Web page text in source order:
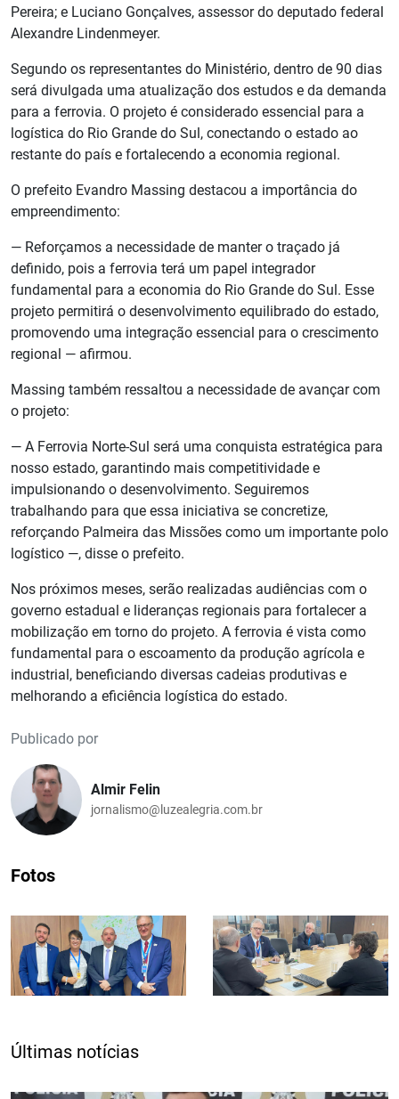
Pereira; e Luciano Gonçalves, assessor do deputado federal
Alexandre Lindenmeyer.
Segundo os representantes do Ministério, dentro de 90 dias
será divulgada uma atualização dos estudos e da demanda
para a ferrovia. O projeto é considerado essencial para a
logística do Rio Grande do Sul, conectando o estado ao
restante do país e fortalecendo a economia regional.
O prefeito Evandro Massing destacou a importância do
empreendimento:
— Reforçamos a necessidade de manter o traçado já
definido, pois a ferrovia terá um papel integrador
fundamental para a economia do Rio Grande do Sul. Esse
projeto permitirá o desenvolvimento equilibrado do estado,
promovendo uma integração essencial para o crescimento
regional — afirmou.
Massing também ressaltou a necessidade de avançar com
o projeto:
— A Ferrovia Norte-Sul será uma conquista estratégica para
nosso estado, garantindo mais competitividade e
impulsionando o desenvolvimento. Seguiremos
trabalhando para que essa iniciativa se concretize,
reforçando Palmeira das Missões como um importante polo
logístico —, disse o prefeito.
Nos próximos meses, serão realizadas audiências com o
governo estadual e lideranças regionais para fortalecer a
mobilização em torno do projeto. A ferrovia é vista como
fundamental para o escoamento da produção agrícola e
industrial, beneficiando diversas cadeias produtivas e
melhorando a eficiência logística do estado.
Publicado por
Almir Felin
jornalismo@luzealegria.com.br
Fotos
Últimas notícias